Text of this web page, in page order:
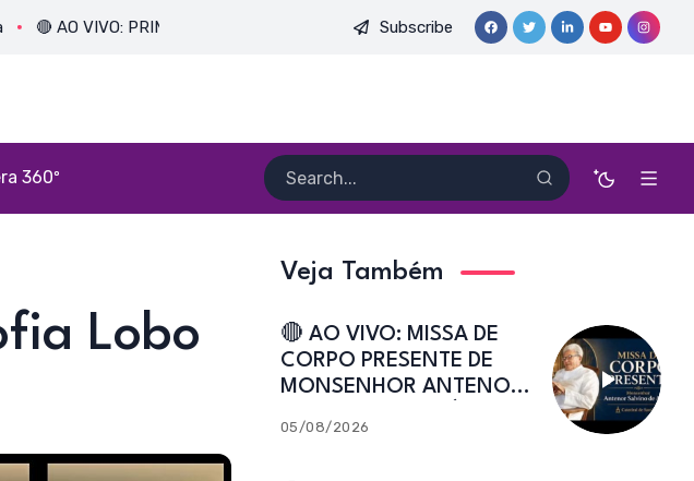
VIVO: PRIMEIRA MISSA DO PE. HEITOR PEREIRA DIAS, FSA | Catedral de Sant’Ana |
Subscribe
360º
Lobo
Veja Também
🔴 AO VIVO: MISSA DE
CORPO PRESENTE DE
MONSENHOR ANTENOR
Catedral de Sant’Ana
05/08/2026